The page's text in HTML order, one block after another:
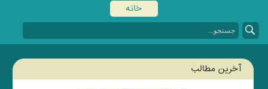
خانه
آخرین مطالب